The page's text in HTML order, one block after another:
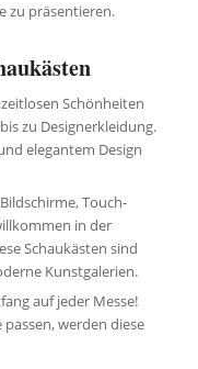
zu präsentieren.
zeitlosen Schönheiten
zu Designerkleidung.
elegantem Design
Touch-
in der
Schaukästen sind
Kunstgalerien.
auf jeder Messe!
werden diese